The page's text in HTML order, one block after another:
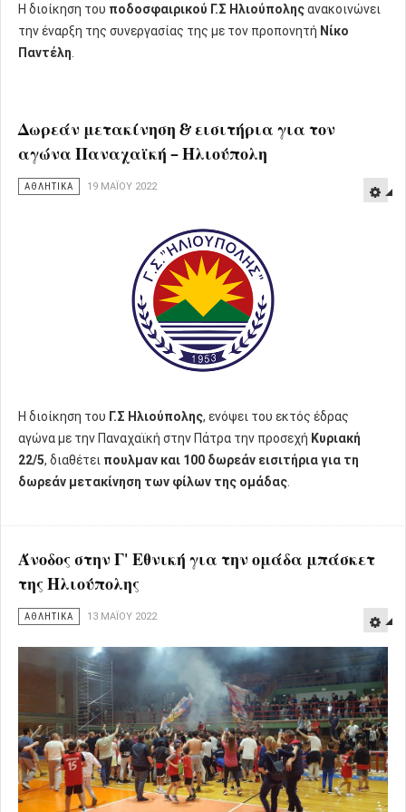
Η διοίκηση του ποδοσφαιρικού Γ.Σ Ηλιούποληςανακοινώνει
την έναρξη της συνεργασίας της με τον προπονητή Νίκο
Παντέλη.
Δωρεάν μετακίνηση & εισιτήρια για τον
αγώνα Παναχαϊκή – Ηλιούπολη
ΑΘΛΗΤΙΚΑ 19 ΜΑΪ́ΟΥ 2022
H διοίκηση του Γ.Σ Ηλιούπολης, ενόψει του εκτός έδρας
αγώνα με την Παναχαϊκή στην Πάτρα την προσεχή Κυριακή
22/5, διαθέτει πουλμαν και 100 δωρεάν εισιτήρια για τη
δωρεάν μετακίνηση των φίλων της ομάδας
Άνοδος στην Γ' Εθνική για την ομάδα μπάσκετ
της Ηλιούπολης
ΑΘΛΗΤΙΚΑ 13 ΜΑΪ́ΟΥ 2022